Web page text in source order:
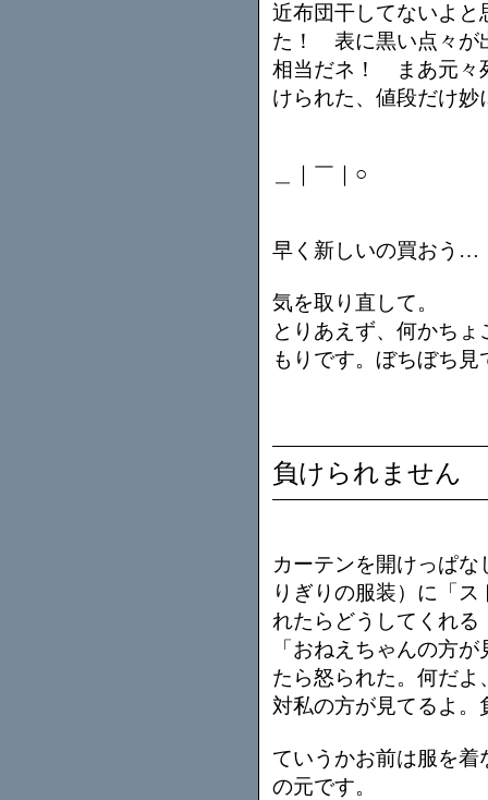
近布団干してないよと
た！ 表に黒い点々が
相当だネ！ まあ元々
けられた、値段だけ
＿｜￣｜○
早く新しいの買おう…
気を取り直して。
とりあえず、何かち
もりです。ぼちぼち
負けられません
カーテンを開けっぱ
りぎりの服装）に「
れたらどうしてくれる
「おねえちゃんの方
たら怒られた。何だ
対私の方が見てるよ。
ていうかお前は服を
の元です。